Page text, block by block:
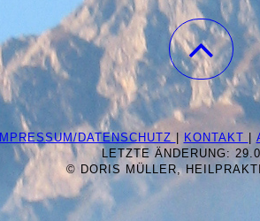
IMPRESSUM/DATENSCHUTZ KONTAKT
LETZTE ÄNDERUNG:
© DORIS MÜLLER,